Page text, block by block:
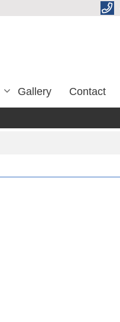
Gallery Contact